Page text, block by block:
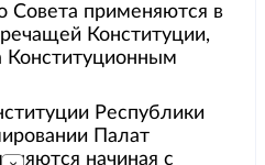
Совета применяются в
Конституции,
Конституционным
Республики
Палат
начиная с